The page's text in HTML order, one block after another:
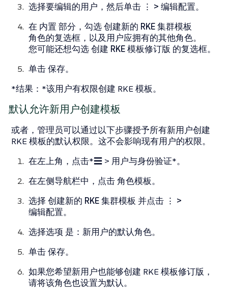
选择要编辑的用户，然后单击 ⋮ > 编辑配置。
在 内置部分，勾选创建新的 RKE 集群模板
角色的复选框，以及用户应拥有的其他角色。
您可能还想勾选创建 RKE 模板修订版 的复选框。
单击保存。
*结果：*该用户有权限创建 RKE 模板。
默认允许新用户创建模板
或者，管理员可以通过以下步骤授予所有新用户创建
RKE 模板的默认权限。这不会影响现有用户的权限。
在左上角，点击*☰ > 用户与身份验证*。
在左侧导航栏中，点击角色模板。
选择 创建新的 RKE 集群模板 并点击 ⋮ >
编辑配置。
选择选项 是：新用户的默认角色。
单击保存。
如果您希望新用户也能够创建 RKE 模板修订版，
请将该角色也设置为默认。